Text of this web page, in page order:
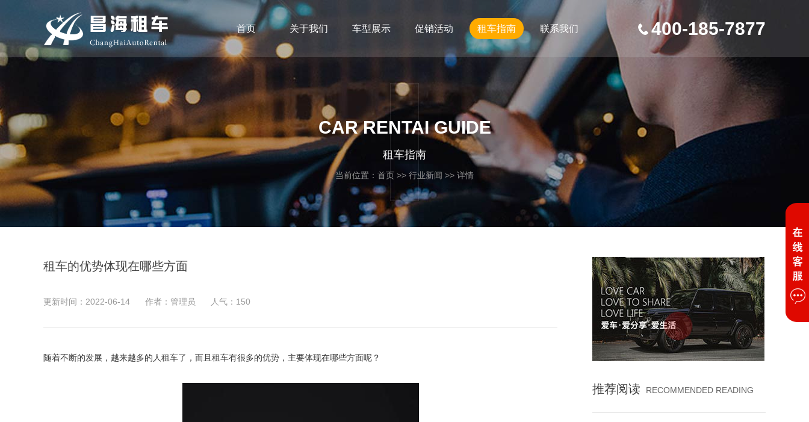
首页 关于我们 车型展示 促销活动 租车指南 联系我们 400-185-7877
CAR RENTAI GUIDE
租车指南
当前位置： 首页 >> 行业新闻 >> 详情
租车的优势体现在哪些方面
更新时间：2022-06-14 作者：管理员 人气： 150
随着不断的发展，越来越多的人租车了，而且租车有很多的优势，主要体现在哪些方面呢？
推荐阅读 RECOMMENDED READING